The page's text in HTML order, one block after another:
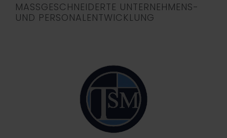
MASSGESCHNEIDERTE UNTERNEHMENS-
UND PERSONALENTWICKLUNG